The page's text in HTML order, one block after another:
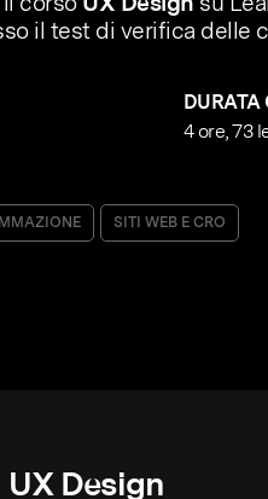
il test di verifica delle
DURATA
4 ore, 73
SITI WEB E CRO
UX Design